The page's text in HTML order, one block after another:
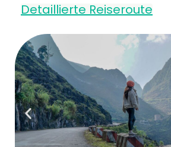
Detaillierte Reiseroute